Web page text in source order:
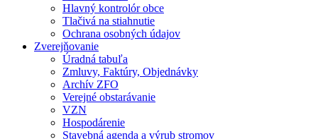
Hlavný kontrolór obce
Tlačivá na stiahnutie
Ochrana osobných údajov
Zverejňovanie
Úradná tabuľa
Zmluvy, Faktúry, Objednávky
Archív ZFO
Verejné obstarávanie
VZN
Hospodárenie
Stavebná agenda a výrub stromov